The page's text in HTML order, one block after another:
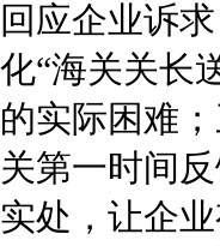
回应企业诉
化“海关关长
的实际困难
关第一时间
实处，让企